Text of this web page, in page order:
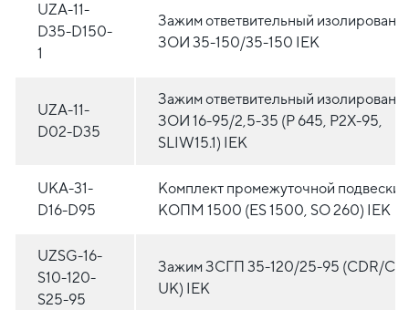
UZA-11-
D35-D150-
1
Зажим ответвительный
ЗОИ 35-150/35-150 IEK
UZA-11-
D02-D35
Зажим ответвительный
ЗОИ 16-95/2,5-35 (P 645, P2X-95,
SLIW15.1) IEK
UKA-31-
D16-D95
Комплект промежуточной подвески
КОПМ 1500 (ES 1500, SO 260) IEK
UZSG-16-
S10-120-
S25-95
Зажим ЗСГП 35-120/25-95 (CDR/CN
UK) IEK